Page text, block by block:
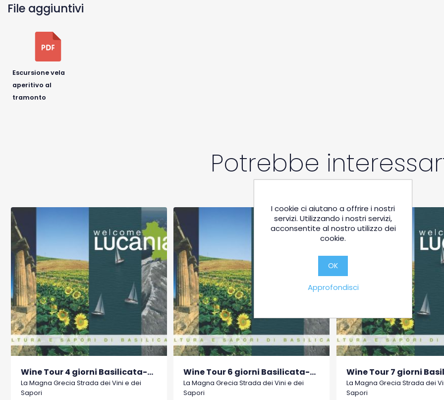
File aggiuntivi
Escursione vela
aperitivo al
tramonto
Potrebbe
Wine Tour 4 giorni Basilicata-Puglia
La Magna Grecia Strada dei Vini e dei
Sapori
Wine Tour 6 giorni Basilicata-Puglia
La Magna Grecia Strada dei Vini e dei
Sapori
La Magna Grecia Strada dei
Sapori
I cookie ci aiutano a offrire i nostri
servizi. Utilizzando i nostri servizi,
acconsentite al nostro utilizzo dei
cookie.
OK
Approfondisci